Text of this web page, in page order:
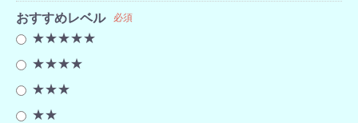
おすすめレベル 必須
★★★★★
★★★★
★★★
★★